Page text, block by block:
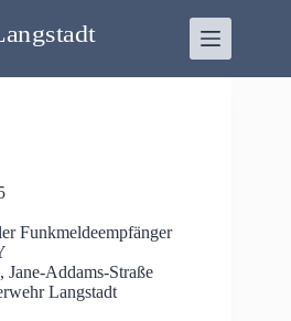
Funkmeldeempfänger
Jane-Addams-Straße
Langstadt